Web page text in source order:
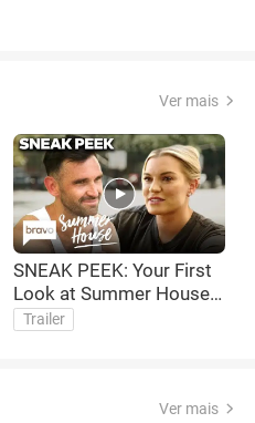
Ver mais
SNEAK PEEK: Your First
Look at Summer House
Season 8! | Summer
Trailer
Ver mais